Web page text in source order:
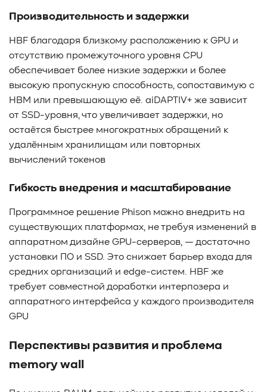
Производительность и задержки
HBF благодаря близкому расположению к GPU и
отсутствию промежуточного уровня CPU
обеспечивает более низкие задержки и более
высокую пропускную способность, сопоставимую с
HBM или превышающую её. aiDAPTIV+ же зависит
от SSD-уровня, что увеличивает задержки, но
остаётся быстрее многократных обращений к
удалённым хранилищам или повторных
вычислений токенов
Гибкость внедрения и масштабирование
Программное решение Phison можно внедрить на
существующих платформах, не требуя изменений в
аппаратном дизайне GPU-серверов, — достаточно
установки ПО и SSD. Это снижает барьер входа для
средних организаций и edge-систем. HBF же
требует совместной доработки интерпозера и
аппаратного интерфейса у каждого производителя
GPU
Перспективы развития и проблема
memory wall